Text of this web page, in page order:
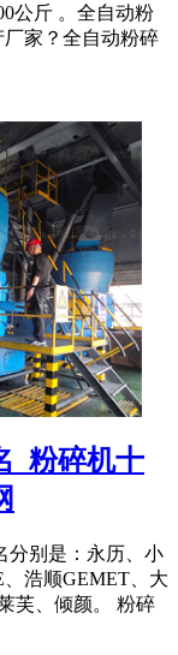
公斤 。全自动粉
家？全自动粉碎
_粉碎机十
分别是：永历、小
浩顺GEMET、大
芙、倾颜。 粉碎